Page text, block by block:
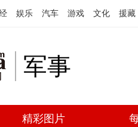
娱乐 汽车 游戏 文化 援藏
军事
精彩图片